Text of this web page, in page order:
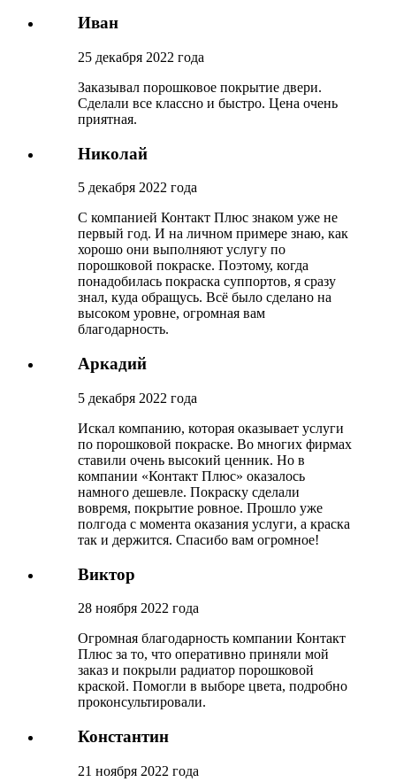
Иван
25 декабря 2022 года
Заказывал порошковое покрытие двери.
Сделали все классно и быстро. Цена очень
приятная.
Николай
5 декабря 2022 года
С компанией Контакт Плюс знаком уже не
первый год. И на личном примере знаю, как
хорошо они выполняют услугу по
порошковой покраске. Поэтому, когда
понадобилась покраска суппортов, я сразу
знал, куда обращусь. Всё было сделано на
высоком уровне, огромная вам
благодарность.
Аркадий
5 декабря 2022 года
Искал компанию, которая оказывает услуги
по порошковой покраске. Во многих фирмах
ставили очень высокий ценник. Но в
компании «Контакт Плюс» оказалось
намного дешевле. Покраску сделали
вовремя, покрытие ровное. Прошло уже
полгода с момента оказания услуги, а краска
так и держится. Спасибо вам огромное!
Виктор
28 ноября 2022 года
Огромная благодарность компании Контакт
Плюс за то, что оперативно приняли мой
заказ и покрыли радиатор порошковой
краской. Помогли в выборе цвета, подробно
проконсультировали.
Константин
21 ноября 2022 года